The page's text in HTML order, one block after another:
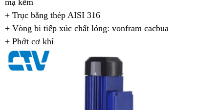
+ Trục bằng thép AISI 316
+ Vòng bi tiếp xúc chất lỏng: vonfram cacbua
+ Phớt cơ khí